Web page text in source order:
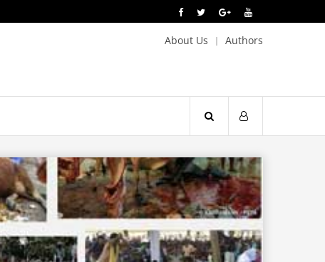
About Us Authors